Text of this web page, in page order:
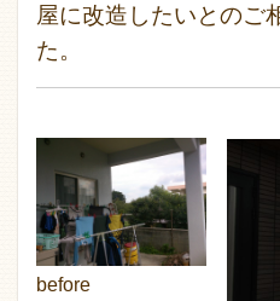
屋に改造したいとのご
た。
before